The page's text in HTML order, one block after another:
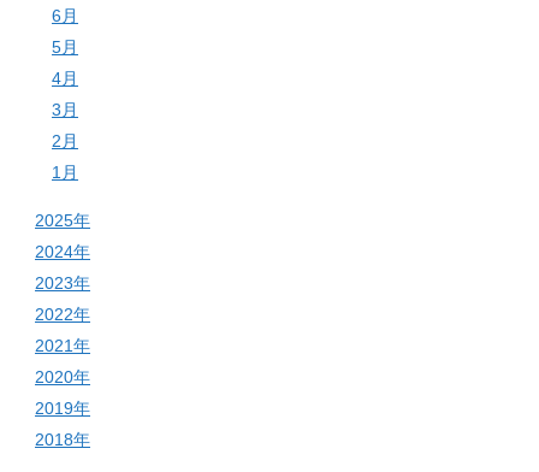
6月
5月
4月
3月
2月
1月
2025年
2024年
2023年
2022年
2021年
2020年
2019年
2018年